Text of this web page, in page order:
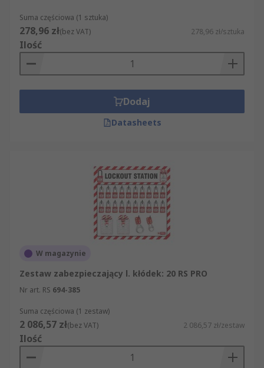
Suma częściowa (1 sztuka)
278,96 zł(bez VAT) 278,96 zł/sztuka
Ilość
Dodaj
Datasheets
W magazynie
Zestaw zabezpieczający l. kłódek: 20 RS PRO
Nr art. RS 694-385
Suma częściowa (1 zestaw)
2 086,57 zł(bez VAT) 2 086,57 zł/zestaw
Ilość